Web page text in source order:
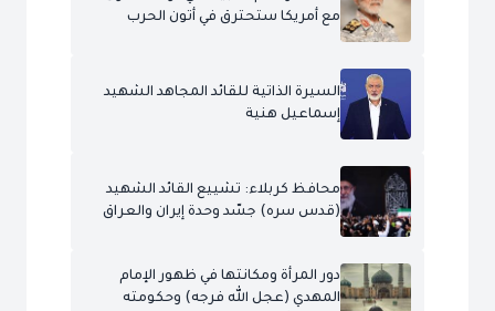
مع أمريكا ستحترق في أتون الحرب
السيرة الذاتية للقائد المجاهد الشهيد
إسماعيل هنية
محافظ كربلاء: تشييع القائد الشهيد
(قدس سره) جسّد وحدة إيران والعراق
دور المرأة ومكانتها في ظهور الإمام
المهدي (عجل الله فرجه) وحكومته